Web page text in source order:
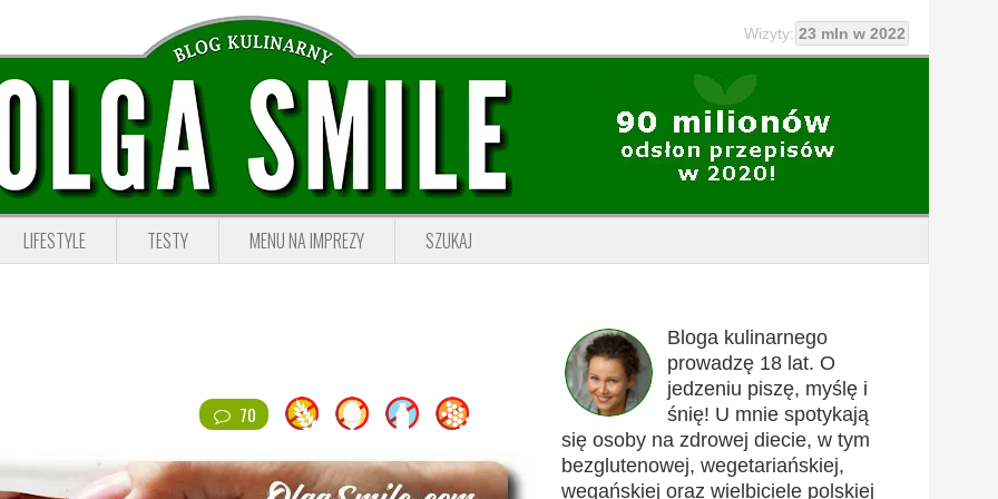
Wizyty: 23 mln w 2022
LIFESTYLE TESTY MENU NA IMPREZY SZUKAJ
70
Bloga kulinarnego
prowadzę 18 lat. O
jedzeniu piszę, myślę i
śnię! U mnie spotykają
się osoby na zdrowej diecie, w tym
bezglutenowej, wegetariańskiej,
wegańskiej oraz wielbiciele polskiej